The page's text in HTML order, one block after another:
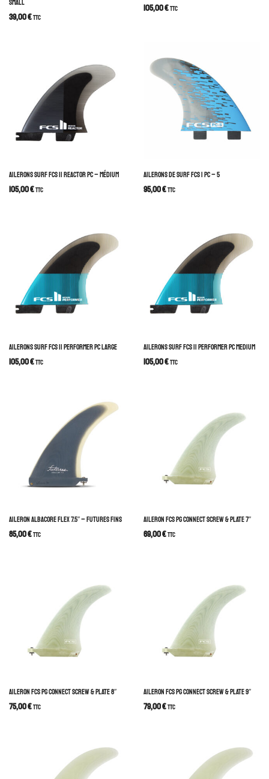
SMALL
39,00€TTC
105,00€TTC
AILERONS SURF FCS II REACTOR PC – MÉDIUM
105,00€TTC
AILERONS DE SURF FCS I PC – 5
95,00€TTC
AILERONS SURF FCS II PERFORMER PC LARGE
105,00€TTC
AILERONS SURF FCS II PERFORMER PC MEDIUM
105,00€TTC
AILERON ALBACORE FLEX 7.5″ – FUTURES FINS
85,00€TTC
AILERON FCS PG CONNECT SCREW & PLATE 7″
69,00€TTC
AILERON FCS PG CONNECT SCREW & PLATE 8″
75,00€TTC
AILERON FCS PG CONNECT SCREW & PLATE 9″
79,00€TTC